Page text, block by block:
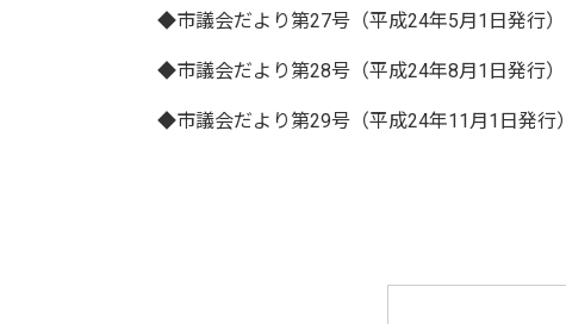
◆市議会だより第27号（平成24年5月1日発行）
◆市議会だより第28号（平成24年8月1日発行）
◆市議会だより第29号（平成24年11月1日発行）